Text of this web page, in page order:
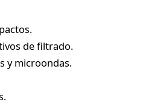
de filtrado.
y microondas.